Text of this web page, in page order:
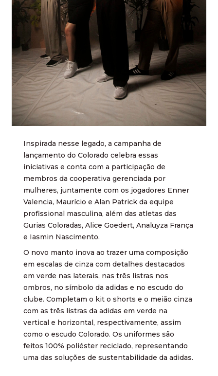
Inspirada nesse legado, a campanha de
lançamento do Colorado celebra essas
iniciativas e conta com a participação de
membros da cooperativa gerenciada por
mulheres, juntamente com os jogadores Enner
Valencia, Maurício e Alan Patrick da equipe
profissional masculina, além das atletas das
Gurias Coloradas, Alice Goedert, Analuyza França
e Iasmin Nascimento.
O novo manto inova ao trazer uma composição
em escalas de cinza com detalhes destacados
em verde nas laterais, nas três listras nos
ombros, no símbolo da adidas e no escudo do
clube. Completam o kit o shorts e o meião cinza
com as três listras da adidas em verde na
vertical e horizontal, respectivamente, assim
como o escudo Colorado. Os uniformes são
feitos 100% poliéster reciclado, representando
uma das soluções de sustentabilidade da adidas.